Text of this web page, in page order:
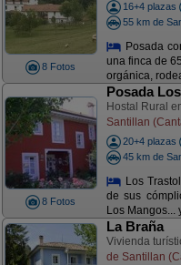
8 Fotos
16+4 plazas
55 km de
Posada
una finca de
orgánica,
8 Fotos
Posada
Hostal Rural
Santillan
20+4 plazas
45 km de
Los
de sus
Los Mangos...
La Braña
Vivienda
de Santillan